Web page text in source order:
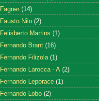
Fagner (14)
Fausto Nilo (2)
Felisberto Martins (1)
Fernando Brant (16)
Fernando Filizola (1)
Fernando Larocca - A (2)
Fernando Leporace (1)
Fernando Lobo (2)